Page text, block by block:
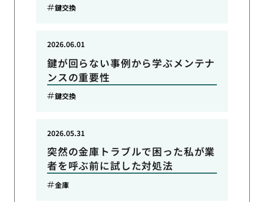
鍵交換
鍵が回らない事例から学ぶメンテナ
ンスの重要性
2026.06.01
鍵交換
突然の金庫トラブルで困った私が業
者を呼ぶ前に試した対処法
2026.05.31
金庫